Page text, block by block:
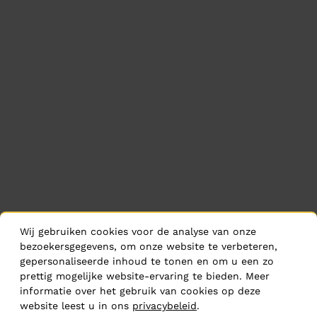
Wij gebruiken cookies voor de analyse van onze
bezoekersgegevens, om onze website te verbeteren,
gepersonaliseerde inhoud te tonen en om u een zo
prettig mogelijke website-ervaring te bieden. Meer
informatie over het gebruik van cookies op deze
website leest u in ons privacybeleid.